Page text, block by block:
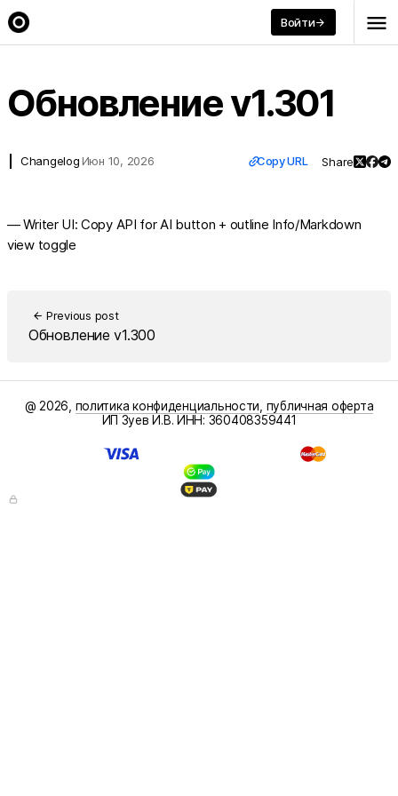
Войтиarrow_forward menu
Обновление v1.301
Changelog Июн 10, 2026 linkCopy URL Share
— Writer UI: Copy API for AI button + outline Info/Markdown
view toggle
arrow_back Previous post
Обновление v1.300
@ 2026, политика конфиденциальности публичная оферта
ИП Зуев И.В. ИНН: 360408359441